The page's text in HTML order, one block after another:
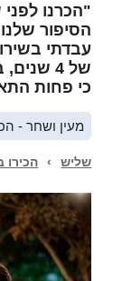
"הכרנו
הסיפור
עבדתי
של 4
כי פחות
מעין ושחר -
שליש › הכירו